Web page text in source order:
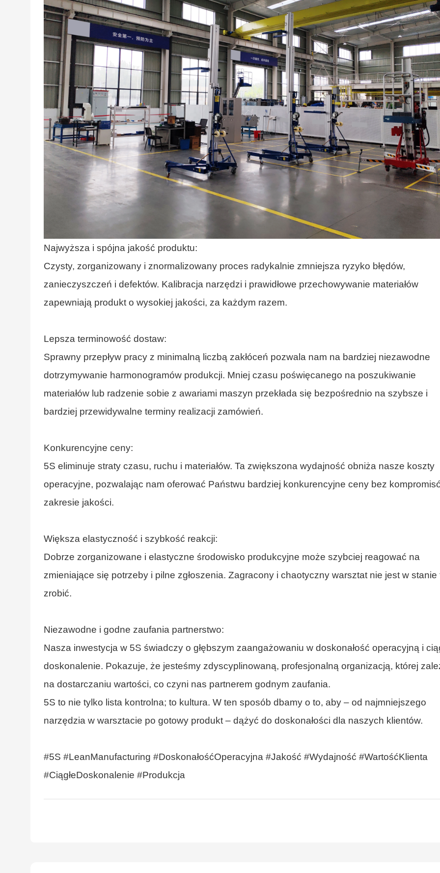
Najwyższa i spójna jakość produktu:
Czysty, zorganizowany i znormalizowany proces radykalnie zmniejsza ryzyko błędów,
zanieczyszczeń i defektów. Kalibracja narzędzi i prawidłowe przechowywanie materiałów
zapewniają produkt o wysokiej jakości, za każdym razem.
Lepsza terminowość dostaw:
Sprawny przepływ pracy z minimalną liczbą zakłóceń pozwala nam na bardziej niezawodne
dotrzymywanie harmonogramów produkcji. Mniej czasu poświęcanego na poszukiwanie
materiałów lub radzenie sobie z awariami maszyn przekłada się bezpośrednio na szybsze i
bardziej przewidywalne terminy realizacji zamówień.
Konkurencyjne ceny:
5S eliminuje straty czasu, ruchu i materiałów. Ta zwiększona wydajność obniża nasze koszty
operacyjne, pozwalając nam oferować Państwu bardziej konkurencyjne ceny bez
zakresie jakości.
Większa elastyczność i szybkość reakcji:
Dobrze zorganizowane i elastyczne środowisko produkcyjne może szybciej reagować na
zmieniające się potrzeby i pilne zgłoszenia. Zagracony i chaotyczny warsztat nie jest w stanie
zrobić.
Niezawodne i godne zaufania partnerstwo:
Nasza inwestycja w 5S świadczy o głębszym zaangażowaniu w doskonałość operacyjną i
doskonalenie. Pokazuje, że jesteśmy zdyscyplinowaną, profesjonalną organizacją, której
na dostarczaniu wartości, co czyni nas partnerem godnym zaufania.
5S to nie tylko lista kontrolna; to kultura. W ten sposób dbamy o to, aby – od najmniejszego
narzędzia w warsztacie po gotowy produkt – dążyć do doskonałości dla naszych klientów.
#5S #LeanManufacturing #DoskonałośćOperacyjna #Jakość #Wydajność #WartośćKlienta
#CiągłeDoskonalenie #Produkcja